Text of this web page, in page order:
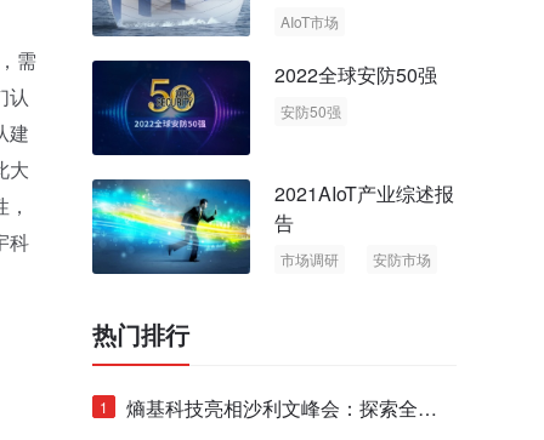
需
认
建
大
科
AIoT市场
2022全球安防50强
安防50强
2021AIoT产业综述报
告
市场调研
安防市场
热门排行
1
熵基科技亮相沙利文峰会：探索全栈